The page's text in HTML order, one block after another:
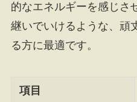
的なエネルギーを感じさ
継いでいけるような、頑
る方に最適です。
項目